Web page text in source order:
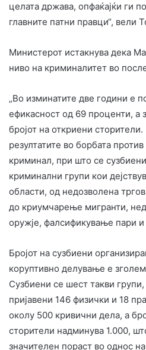
целата држава, опфаќајќи ги
главните патни правци“, вели
Министерот истакнува дека
ниво на криминалитет во
„Во изминатите две години е
ефикасност од 69 проценти, а
бројот на откриени
резултатите во борбата
криминал, при што се
криминални групи кои
области, од недозволена
до криумчарење мигранти,
оружје, фалсификување пари и
Бројот на сузбиени
коруптивно делување е
Сузбиени се шест такви
пријавени 146 физички и 18
околу 500 кривични дела, а
сторители надминува 1.000,
значителен пораст во однос